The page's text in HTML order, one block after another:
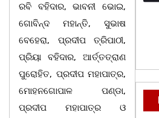
ରବି ବହିଦାର, ଭାବନୀ ଭୋଇ,
ଗୋବିନ୍ଦ ମହାନ୍ତି, ସୁଭାଷ
ବେହେରା, ପ୍ରଦୀପ ତ୍ରିପାଠୀ,
ପ୍ରିୟା ବହିଦାର, ଆର୍ତ୍ତତ୍ରାଣ
ପୁରୋହିତ, ପ୍ରଦୀପ ମହାପାତ୍ର,
ମୋହନଗୋପାଳ ପଣ୍ଡା,
ପ୍ରଦୀପ ମହାପାତ୍ର ଓ